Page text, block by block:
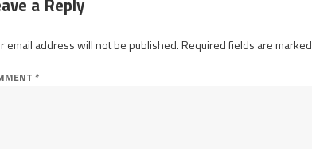
email address will not be published.Required fields are
*